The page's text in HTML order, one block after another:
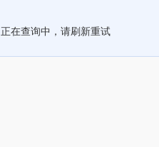
正在查询中，请刷新重试